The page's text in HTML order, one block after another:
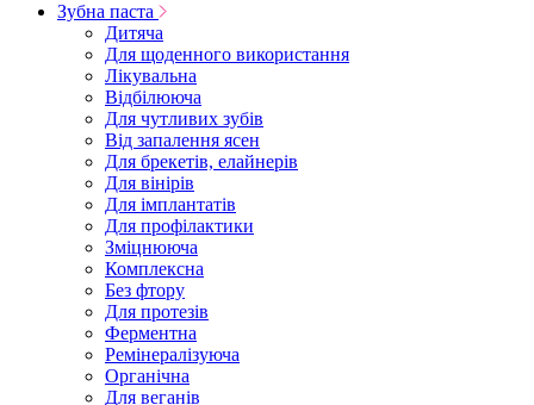
Зубна паста
Дитяча
Для щоденного використання
Лікувальна
Відбілююча
Для чутливих зубів
Від запалення ясен
Для брекетів, елайнерів
Для вінірів
Для імплантатів
Для профілактики
Зміцнююча
Комплексна
Без фтору
Для протезів
Ферментна
Ремінералізуюча
Органічна
Для веганів